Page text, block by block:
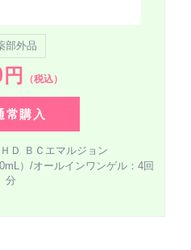
部外品
（税込）
常購入
Ｄ ＢＣエマルジョン
）/オールインワンゲル：4回
分